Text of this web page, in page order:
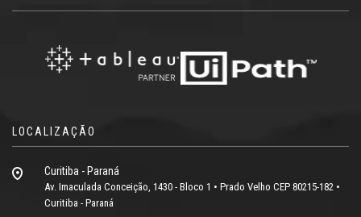
LOCALIZAÇÃO
Curitiba - Paraná
Av. Imaculada Conceição, 1430 - Bloco 1 • Prado Velho CEP 80215-182 •
Curitiba - Paraná